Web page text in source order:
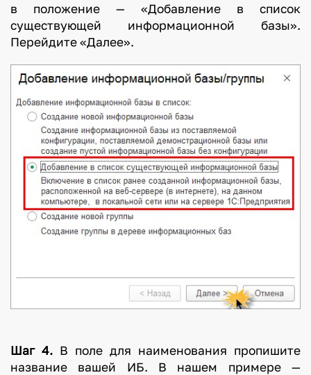
в положение — «Добавление в список
существующей информационной базы».
Перейдите «Далее».
Шаг 4.В поле для наименования пропишите
название вашей ИБ. В нашем примере —